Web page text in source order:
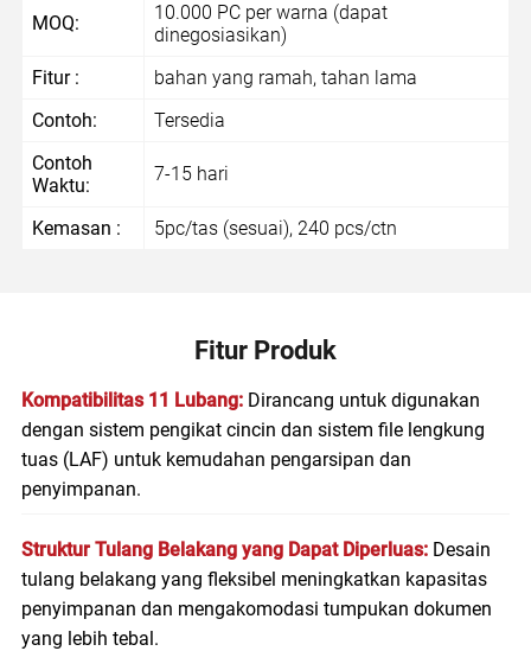
MOQ:
10.000 PC per warna (dapat
dinegosiasikan)
Fitur :
bahan yang ramah, tahan lama
Contoh:
Tersedia
Contoh
Waktu:
7-15 hari
Kemasan : 5pc/tas (sesuai), 240 pcs/ctn
Fitur Produk
Kompatibilitas 11 Lubang: Dirancang untuk digunakan
dengan sistem pengikat cincin dan sistem file lengkung
tuas (LAF) untuk kemudahan pengarsipan dan
penyimpanan.
Struktur Tulang Belakang yang Dapat Diperluas: Desain
tulang belakang yang fleksibel meningkatkan kapasitas
penyimpanan dan mengakomodasi tumpukan dokumen
yang lebih tebal.